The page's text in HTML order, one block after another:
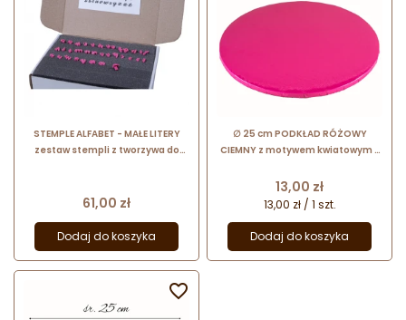
STEMPLE ALFABET - MAŁE LITERY
zestaw stempli z tworzywa do
Cena
61,00 zł
Dodaj do koszyka
∅ 25 cm PODKŁAD RÓŻOWY
CIEMNY z motywem kwiatowym -
Cena
13,00 zł
13,00 zł / 1 szt.
Dodaj do koszyka
